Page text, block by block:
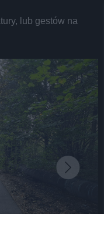
lub gestów na